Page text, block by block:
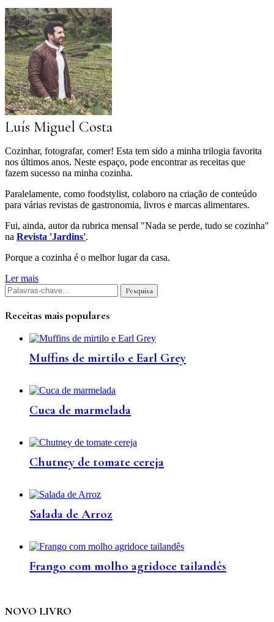
Luís Miguel Costa
Cozinhar, fotografar, comer! Esta tem sido a minha trilogia favorita
nos últimos anos. Neste espaço, pode encontrar as receitas que
fazem sucesso na minha cozinha.
Paralelamente, como foodstylist, colaboro na criação de conteúdo
para várias revistas de gastronomia, livros e marcas alimentares.
Fui, ainda, autor da rubrica mensal "Nada se perde, tudo se cozinha"
na Revista 'Jardins'.
Porque a cozinha é o melhor lugar da casa.
Ler mais
Receitas mais populares
Muffins de mirtilo e Earl Grey
Cuca de marmelada
Chutney de tomate cereja
Salada de Arroz
Frango com molho agridoce tailandês
NOVO LIVRO